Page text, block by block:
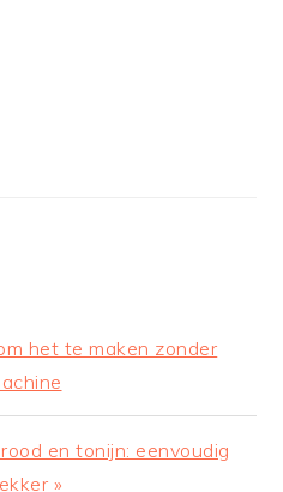
het te maken zonder
en tonijn: eenvoudig
»